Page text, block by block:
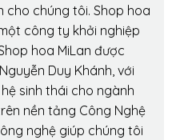
cho chúng tôi. Shop hoa
công ty khởi nghiệp
hoa MiLan được
Duy Khánh, với
sinh thái cho ngành
nền tảng Công Nghệ
nghệ giúp chúng tôi